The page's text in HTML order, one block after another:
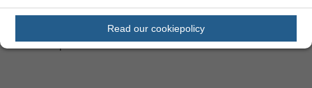
Aktuelle høringer og afgørelser
Privatlivspolitik
Read our cookiepolicy